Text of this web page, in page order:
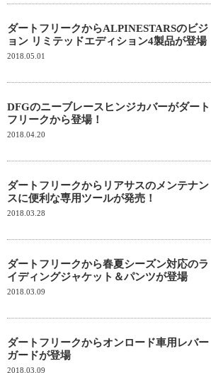
ダートフリークからALPINESTARSのビジ
ョン リミテッドエディション4製品が登場
2018.05.01
DFGのニーブレースヒンジカバーがダート
フリークから登場！
2018.04.20
ダートフリークからリアサスのメンテナン
スに便利な専用ツールが発売！
2018.03.28
ダートフリークから春夏シーズン対応のラ
イディングジャケット＆パンツが登場
2018.03.09
ダートフリークからオンロード車用レバー
ガードが登場
2018.03.09